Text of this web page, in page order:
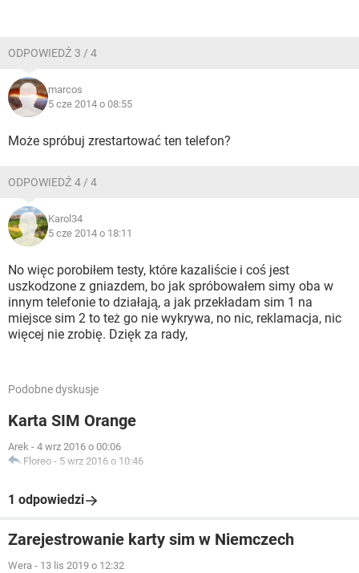
ODPOWIEDŹ 3 / 4
marcos
5 cze 2014 o 08:55
Może spróbuj zrestartować ten telefon?
ODPOWIEDŹ 4 / 4
Karol34
5 cze 2014 o 18:11
No więc porobiłem testy, które kazaliście i coś jest
uszkodzone z gniazdem, bo jak spróbowałem simy oba w
innym telefonie to działają, a jak przekładam sim 1 na
miejsce sim 2 to też go nie wykrywa, no nic, reklamacja, nic
więcej nie zrobię. Dzięk za rady,
Podobne dyskusje
Karta SIM Orange
Arek - 4 wrz 2016 o 00:06
Floreo - 5 wrz 2016 o 10:46
1 odpowiedzi
Zarejestrowanie karty sim w Niemczech
Wera - 13 lis 2019 o 12:32